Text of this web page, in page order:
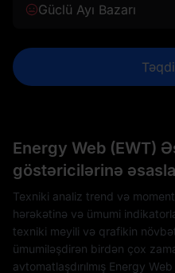
Güclü Ayı Bazarı
Energy Web (EWT)
göstəricilərinə
Texniki analiz trend və
hərəkətinə və ümumi
texniki meyili və qrafikin
ümumiləşdirən birdən çox
avtomatlaşdırılmış Energy